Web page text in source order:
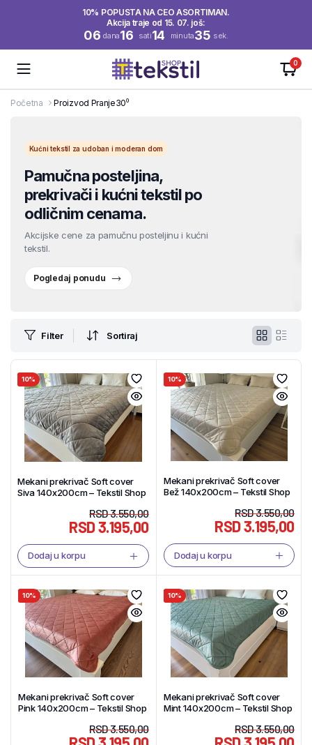
10% POPUSTA NA CEO ASORTIMAN.
Akcija traje od 15. 07. još:
06 dana16 sati14 minuta34 sek.
0
Početna Proizvod Pranje30⁰
Kućni tekstil za udoban i moderan dom
Pamučna posteljina,
prekrivači i kućni tekstil po
odličnim cenama.
Akcijske cene za pamučnu posteljinu i kućni
tekstil.
Pogledaj ponudu
Filter Sortiraj
10%
Mekani prekrivač Soft cover
Siva 140x200cm – Tekstil Shop
RSD3.550,00
RSD3.195,00
Dodaj u korpu
10%
Mekani prekrivač Soft cover
Bež 140x200cm – Tekstil Shop
RSD3.550,00
RSD3.195,00
Dodaj u korpu
10%
Mekani prekrivač Soft cover
Pink 140x200cm – Tekstil Shop
RSD3.550,00
10%
Mekani prekrivač Soft cover
Mint 140x200cm – Tekstil Shop
RSD3.550,00